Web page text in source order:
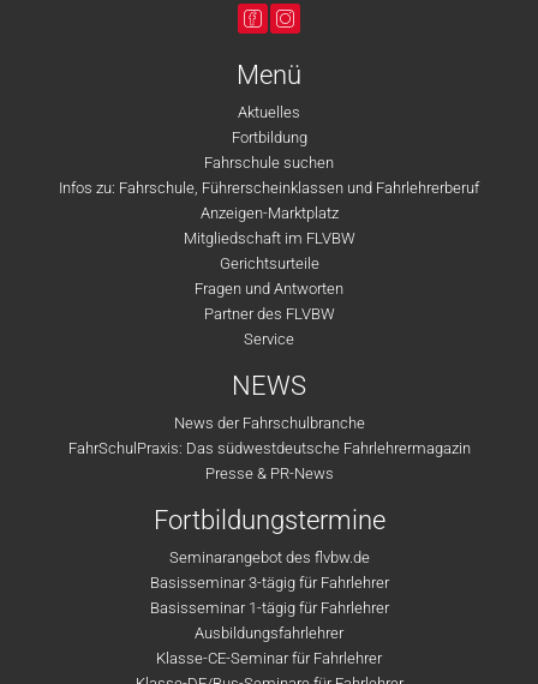
Menü
Aktuelles
Fortbildung
Fahrschule suchen
Infos zu: Fahrschule, Führerscheinklassen und Fahrlehrerberuf
Anzeigen-Marktplatz
Mitgliedschaft im FLVBW
Gerichtsurteile
Fragen und Antworten
Partner des FLVBW
Service
NEWS
News der Fahrschulbranche
FahrSchulPraxis: Das südwestdeutsche Fahrlehrermagazin
Presse & PR-News
Fortbildungstermine
Seminarangebot des flvbw.de
Basisseminar 3-tägig für Fahrlehrer
Basisseminar 1-tägig für Fahrlehrer
Ausbildungsfahrlehrer
Klasse-CE-Seminar für Fahrlehrer